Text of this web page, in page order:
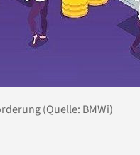
(Quelle: BMWi)